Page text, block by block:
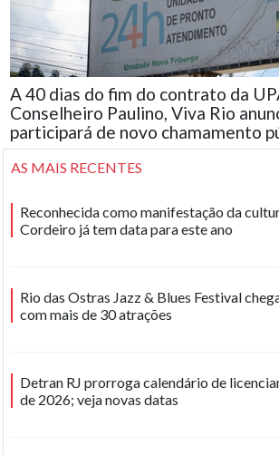
A 40 dias do fim do contrato da
Conselheiro Paulino, Viva Rio
participará de novo chamamento
AS MAIS RECENTES
Reconhecida como manifestação da
Cordeiro já tem data para este ano
Rio das Ostras Jazz & Blues Festival
com mais de 30 atrações
Detran RJ prorroga calendário de
de 2026; veja novas datas